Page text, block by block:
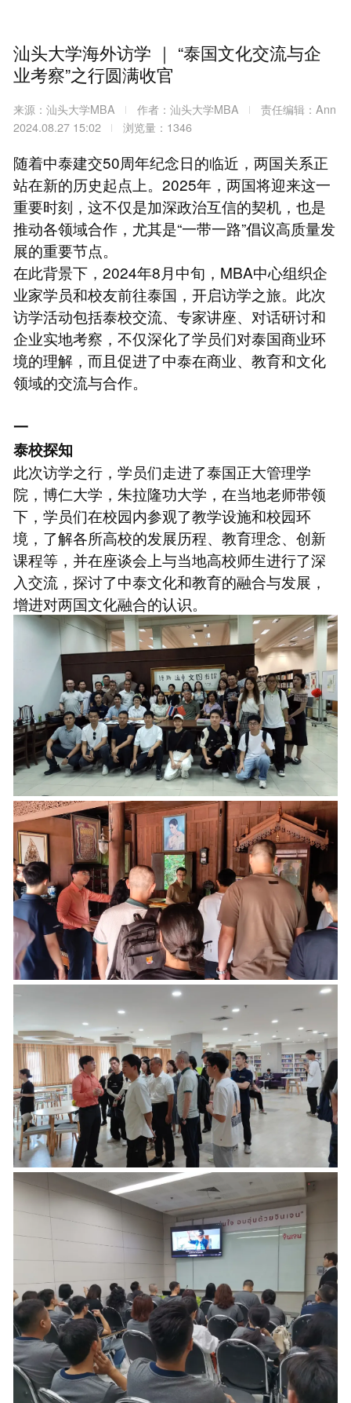
汕头大学海外访学 ｜ “泰国文化交流与企
业考察”之行圆满收官
来源：汕头大学MBA 作者：汕头大学MBA
责任编辑：Ann
2024.08.27 15:02
浏览量：1346
随着中泰建交50周年纪念日的临近，两国关系正
站在新的历史起点上。2025年，两国将迎来这一
重要时刻，这不仅是加深政治互信的契机，也是
推动各领域合作，尤其是“一带一路”倡议高质量发
展的重要节点。
在此背景下，2024年8月中旬，MBA中心组织企
业家学员和校友前往泰国，开启访学之旅。此次
访学活动包括泰校交流、专家讲座、对话研讨和
企业实地考察，不仅深化了学员们对泰国商业环
境的理解，而且促进了中泰在商业、教育和文化
领域的交流与合作。
一
泰校探知
此次访学之行，学员们走进了泰国正大管理学
院，博仁大学，朱拉隆功大学，在当地老师带领
下，学员们在校园内参观了教学设施和校园环
境，了解各所高校的发展历程、教育理念、创新
课程等，并在座谈会上与当地高校师生进行了深
入交流，探讨了中泰文化和教育的融合与发展，
增进对两国文化融合的认识。